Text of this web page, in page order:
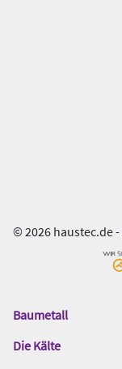
© 2026 haustec.de
Das
Gentner
Baumetall
Die Kälte